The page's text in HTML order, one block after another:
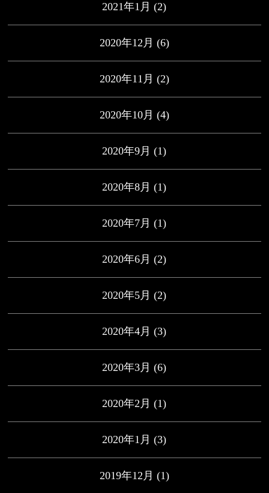
2021年1月 (2)
2020年12月 (6)
2020年11月 (2)
2020年10月 (4)
2020年9月 (1)
2020年8月 (1)
2020年7月 (1)
2020年6月 (2)
2020年5月 (2)
2020年4月 (3)
2020年3月 (6)
2020年2月 (1)
2020年1月 (3)
2019年12月 (1)